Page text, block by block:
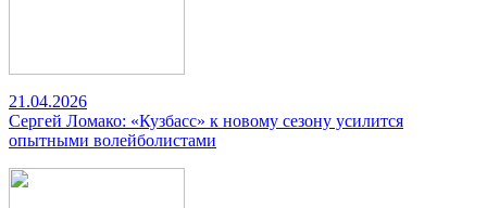
21.04.2026
Сергей Ломако: «Кузбасс» к новому сезону усилится
опытными волейболистами